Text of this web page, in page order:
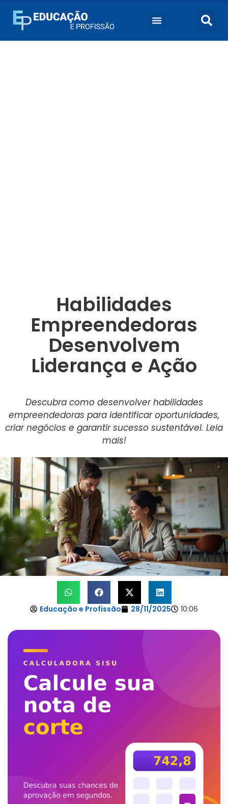
Habilidades
Empreendedoras
Desenvolvem
Liderança e Ação
Descubra como desenvolver habilidades
empreendedoras para identificar oportunidades,
criar negócios e garantir sucesso sustentável. Leia
mais!
Educação e Profissão 28/11/2025 10:06